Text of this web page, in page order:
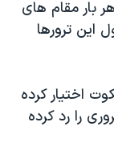
بار مقام های
اين ترورها
اختیار کرده
را رد کرده